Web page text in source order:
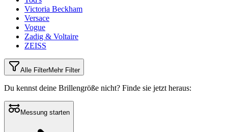
Victoria Beckham
Versace
Vogue
Zadig & Voltaire
ZEISS
Alle FilterMehr Filter
Du kennst deine Brillengröße nicht? Finde sie jetzt heraus:
Messung starten